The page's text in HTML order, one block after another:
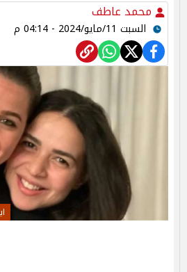
محمد عاطف
السبت 11/مايو/2024 - 04:14 م